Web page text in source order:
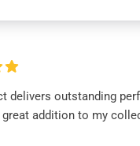
delivers outstanding
addition to my